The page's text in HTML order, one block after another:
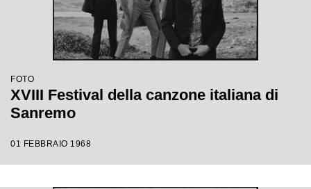
FOTO
XVIII Festival della canzone italiana di
Sanremo
01 FEBBRAIO 1968